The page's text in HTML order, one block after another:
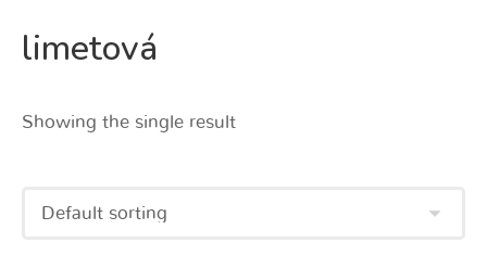
limetová
Showing the single result